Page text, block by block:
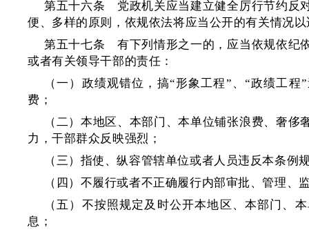
第五十六条 党政机关应当建立健全厉行节约反
便、多样的原则，依规依法将应当公开的有关情况
第五十七条 有下列情形之一的，应当依规依纪
或者有关领导干部的责任：
（一）政绩观错位，搞“形象工程”、“政绩工
费；
（二）本地区、本部门、本单位铺张浪费、奢
力，干部群众反映强烈；
（三）指使、纵容管辖单位或者人员违反本条例
（四）不履行或者不正确履行内部审批、管理、
（五）不按照规定及时公开本地区、本部门、
息；